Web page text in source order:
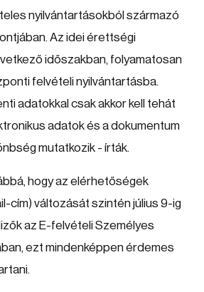
nyilvántartásokból származó
Az idei érettségi
időszakban, folyamatosan
felvételi nyilvántartásba.
adatokkal csak akkor kell tehát
adatok és a dokumentum
mutatkozik - írták.
hogy az elérhetőségek
cím) változását szintén július 9-ig
az E-felvételi Személyes
ezt mindenképpen érdemes